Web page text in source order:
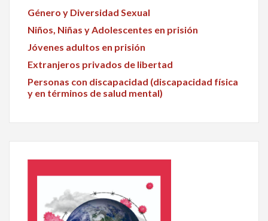
Género y Diversidad Sexual
Niños, Niñas y Adolescentes en prisión
Jóvenes adultos en prisión
Extranjeros privados de libertad
Personas con discapacidad (discapacidad física
y en términos de salud mental)